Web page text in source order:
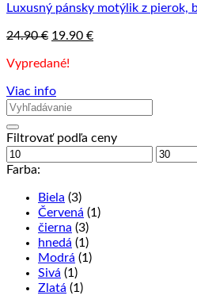
Luxusný pánsky motýlik z pierok,
24.90€ Pôvodná
bola:
19.90 €Aktuálna
Vypredané!
Viac info
Filtrovať podľa ceny
Minimálna
cena
Farba:
Biela (3)
Červená (1)
čierna (3)
hnedá (1)
Modrá (1)
Sivá (1)
Zlatá (1)